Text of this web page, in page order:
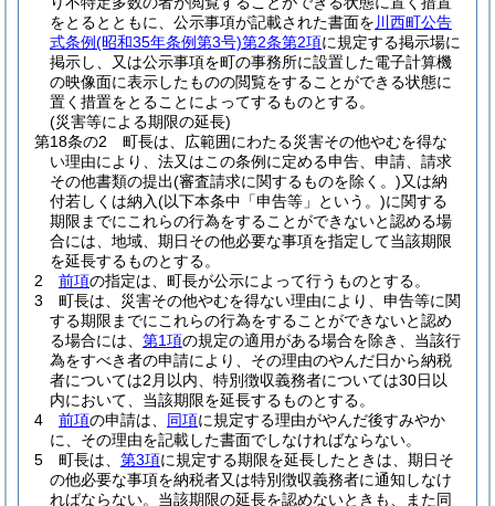
をとるとともに、公示事項が記載された書面を 川西町公告
式条例(昭和35年条例第3号)第2条第2項に規定する掲示場に
掲示し、又は公示事項を町の事務所に設置した電子計算機
の映像面に表示したものの閲覧をすることができる状態に
置く措置をとることによってするものとする。
(災害等による期限の延長)
第18条の2
町長は、広範囲にわたる災害その他やむを得な
い理由により、法又はこの条例に定める申告、申請、請求
その他書類の提出(審査請求に関するものを除く。)又は納
付若しくは納入(以下本条中「申告等」という。)に関する
期限までにこれらの行為をすることができないと認める場
合には、地域、期日その他必要な事項を指定して当該期限
を延長するものとする。
2
前項の指定は、町長が公示によって行うものとする。
3
町長は、災害その他やむを得ない理由により、申告等に関
する期限までにこれらの行為をすることができないと認め
る場合には、 第1項の規定の適用がある場合を除き、当該行
為をすべき者の申請により、その理由のやんだ日から納税
者については2月以内、特別徴収義務者については30日以
内において、当該期限を延長するものとする。
4
前項の申請は、 同項に規定する理由がやんだ後すみやか
に、その理由を記載した書面でしなければならない。
5
町長は、 第3項に規定する期限を延長したときは、期日そ
の他必要な事項を納税者又は特別徴収義務者に通知しなけ
ればならない。 当該期限の延長を認めないときも、また同